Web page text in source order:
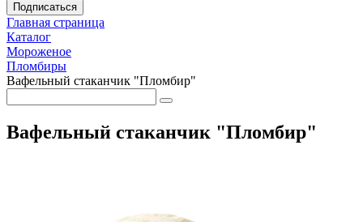
Подписаться
Главная страница
Каталог
Мороженое
Пломбиры
Вафельный стаканчик "Пломбир"
Вафельный стаканчик "Пломбир"